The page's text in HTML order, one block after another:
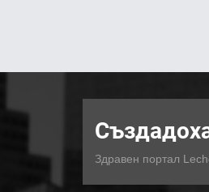
Здравен портал